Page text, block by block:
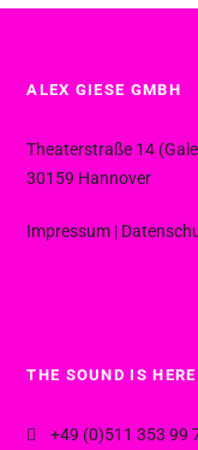
ALEX GIESE GMBH
Theaterstraße 14
30159 Hannover
Impressum |
THE SOUND IS HERE
+49 (0)511 353 99